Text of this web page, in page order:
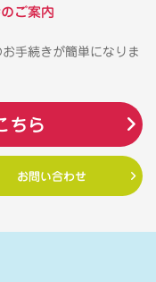
ご案内
手続きが簡単になりま
ちら
お問い合わせ